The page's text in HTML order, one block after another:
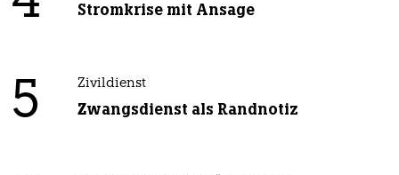
Stromkrise mit Ansage
5 Zivildienst
Zwangsdienst als Randnotiz